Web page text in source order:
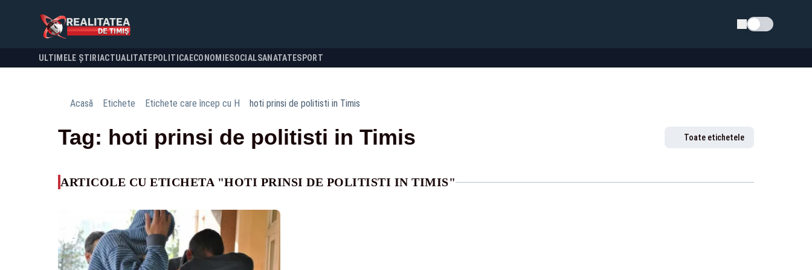
Schimba tema
ULTIMELE ȘTIRI ACTUALITATE POLITICA ECONOMIESOCIALSANATATESPORT
Acasă Etichete Etichete care încep cu H hoti prinsi de politisti in Timis
Tag: hoti prinsi de politisti in Timis Toate etichetele
ARTICOLE CU ETICHETA "HOTI PRINSI DE POLITISTI IN TIMIS"